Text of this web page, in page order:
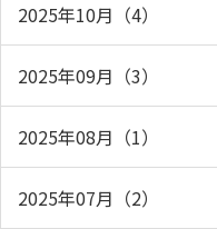
2025年10月（4）
2025年09月（3）
2025年08月（1）
2025年07月（2）